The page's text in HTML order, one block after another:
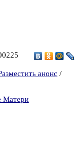
анонс /
Матери